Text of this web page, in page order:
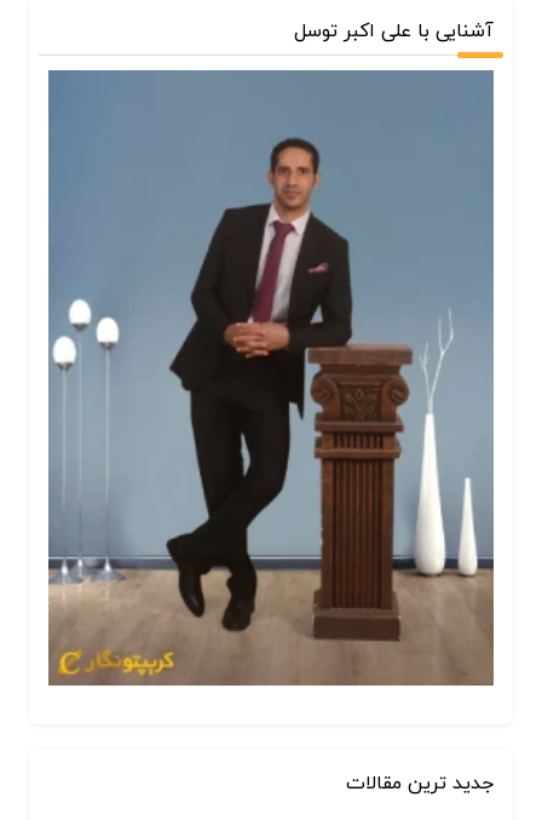
آشنایی با علی اکبر توسل
جدید ترین مقالات